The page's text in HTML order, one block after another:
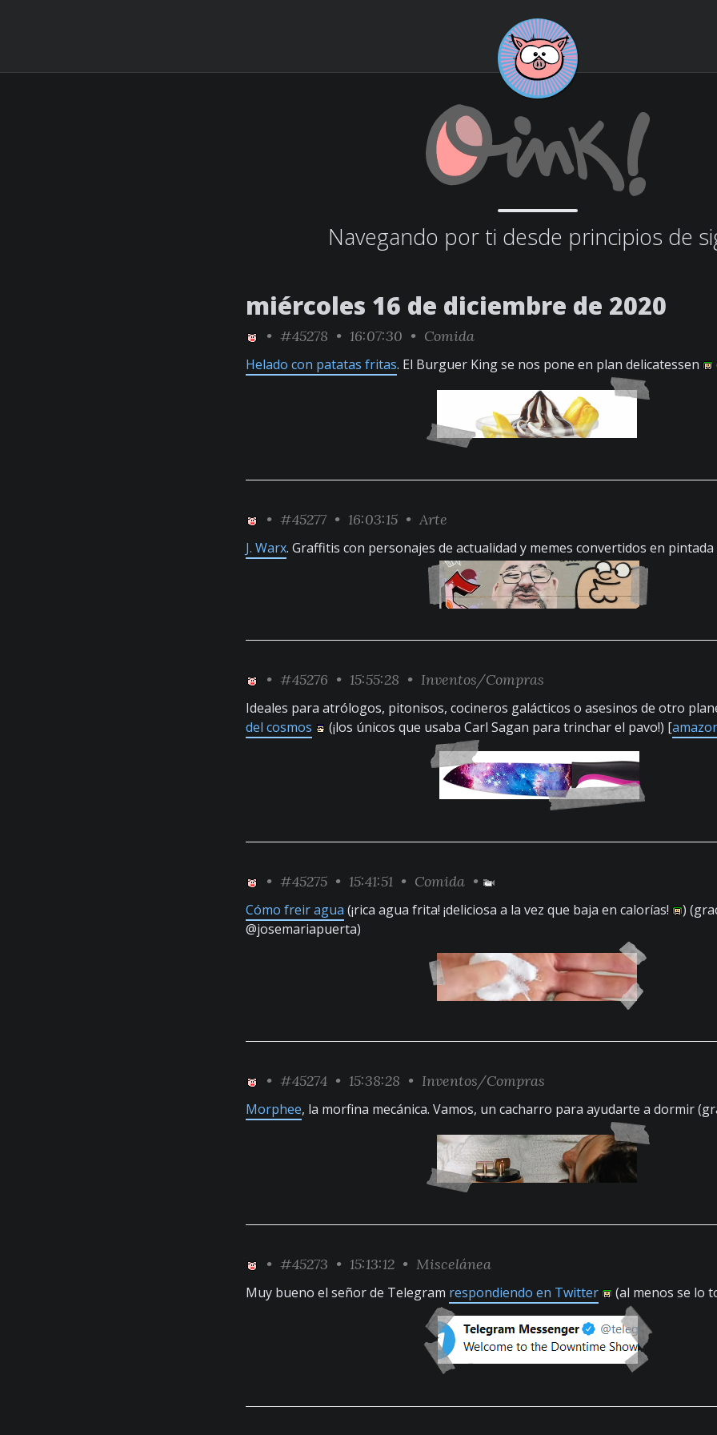
Navegando por ti desde principios de
miércoles 16 de diciembre de 2020
• #45278 • 16:07:30 • Comida
Helado con patatas fritas. El Burguer King se nos pone en plan delicatessen
• #45277 • 16:03:15 • Arte
J. Warx. Graffitis con personajes de actualidad y memes convertidos en pintada
• #45276 • 15:55:28 • Inventos/Compras
Ideales para atrólogos, pitonisos, cocineros galácticos o asesinos de otro
del cosmos
(¡los únicos que usaba Carl Sagan para trinchar el pavo!) [
• #45275 • 15:41:51 • Comida •
Cómo freir agua (¡rica agua frita! ¡deliciosa a la vez que baja en calorías!
)
@josemariapuerta)
• #45274 • 15:38:28 • Inventos/Compras
Morphee, la morfina mecánica. Vamos, un cacharro para ayudarte a dormir
• #45273 • 15:13:12 • Miscelánea
Muy bueno el señor de Telegram respondiendo en Twitter (al menos se lo